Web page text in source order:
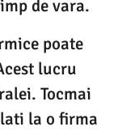
de vara.
poate
lucru
Tocmai
la o firma